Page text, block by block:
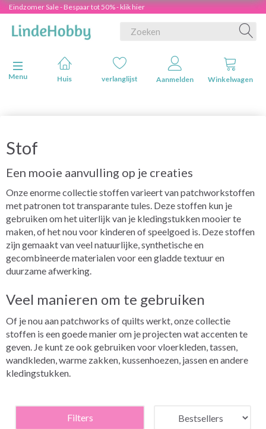
Eindzomer Sale - Bespaar tot 50% - klik hier
Navigatie in-/uitschakelen
Menu
Huis verlanglijst Aanmelden Winkelwagen
Stof
Een mooie aanvulling op je creaties
Onze enorme collectie stoffen varieert van patchworkstoffen
met patronen tot transparante tules. Deze stoffen kun je
gebruiken om het uiterlijk van je kledingstukken mooier te
maken, of het nou voor kinderen of speelgoed is. Deze stoffen
zijn gemaakt van veel natuurlijke, synthetische en
gecombineerde materialen voor een gladde textuur en
duurzame afwerking.
Veel manieren om te gebruiken
Of je nou aan patchworks of quilts werkt, onze collectie
stoffen is een goede manier om je projecten wat accenten te
geven. Je kunt ze ook gebruiken voor vloerkleden, tassen,
wandkleden, warme zakken, kussenhoezen, jassen en andere
kledingstukken.
Filters